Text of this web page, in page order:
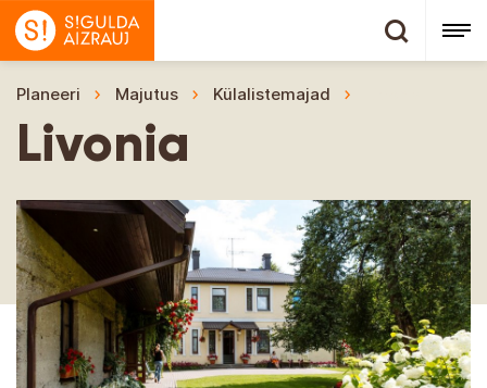
Planeeri Majutus Külalistemajad
Livonia